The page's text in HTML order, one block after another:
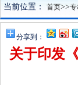
当前位置： 首页>>
分享到：
关于印发